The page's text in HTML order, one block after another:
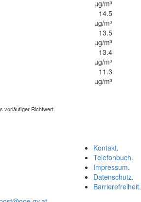
µg/m³
14.5
µg/m³
13.5
µg/m³
13.4
µg/m³
11.3
µg/m³
vorläufiger Richtwert.
Kontakt.
Telefonbuch.
Impressum.
Datenschutz.
Barrierefreiheit.